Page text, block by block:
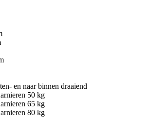
en naar binnen draaiend
50 kg
65 kg
80 kg